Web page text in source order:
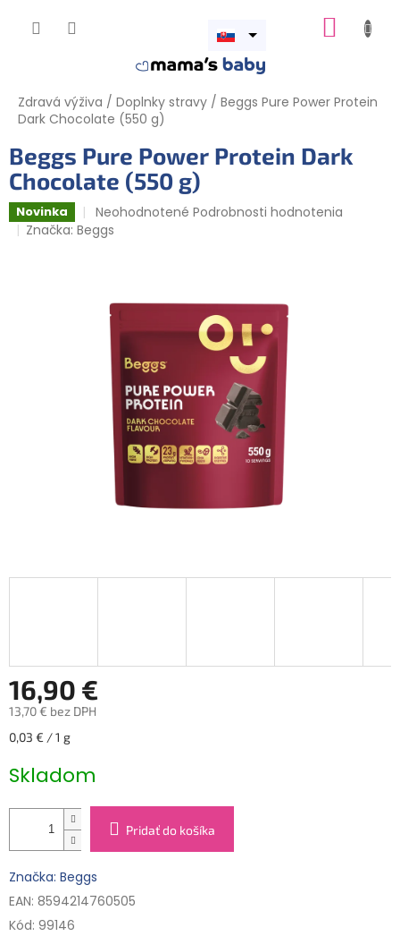
Otvoriť
Zdravá výživa / Doplnky stravy / Beggs Pure Power Protein
Dark Chocolate (550 g)
Beggs Pure Power Protein Dark
Chocolate (550 g)
Novinka
Priemerné
hodnotenie
hviezdičiek.
Neohodnotené Podrobnosti hodnotenia
Značka:Beggs
16,90 €
13,70 € bez DPH
Jednotková
0,03 € / 1 g
Skladom
Pridať do košíka
Značka: Beggs
EAN: 8594214760505
Kód: 99146